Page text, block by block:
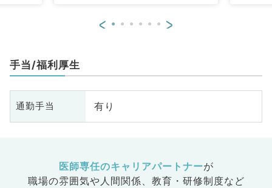
腺外科、膠原病科、大腸・肛門外
< >
手当/福利厚生
通勤手当 有り
医師専任のキャリアパートナーが
職場の雰囲気や人間関係、 教育・研修制度など